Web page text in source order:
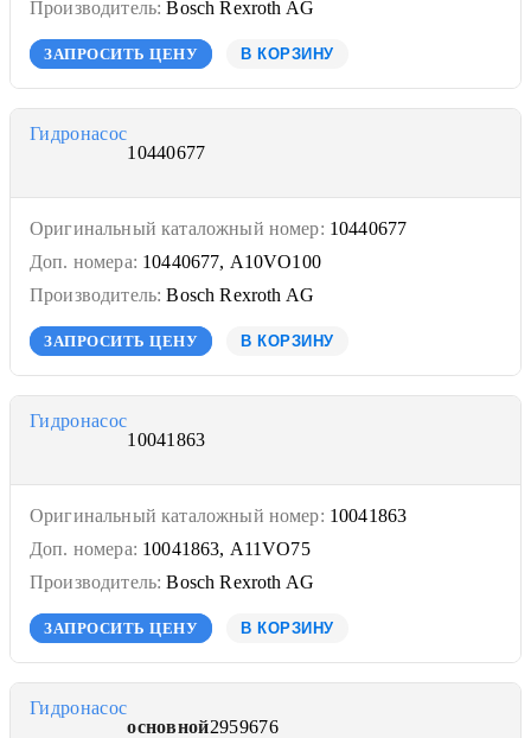
Производитель: Bosch Rexroth AG
ЗАПРОСИТЬ ЦЕНУ В КОРЗИНУ
Гидронасос
10440677
Оригинальный каталожный номер: 10440677
Доп. номера: 10440677, A10VO100
Производитель: Bosch Rexroth AG
ЗАПРОСИТЬ ЦЕНУ В КОРЗИНУ
Гидронасос
10041863
Оригинальный каталожный номер: 10041863
Доп. номера: 10041863, A11VO75
Производитель: Bosch Rexroth AG
ЗАПРОСИТЬ ЦЕНУ В КОРЗИНУ
Гидронасос
основной2959676